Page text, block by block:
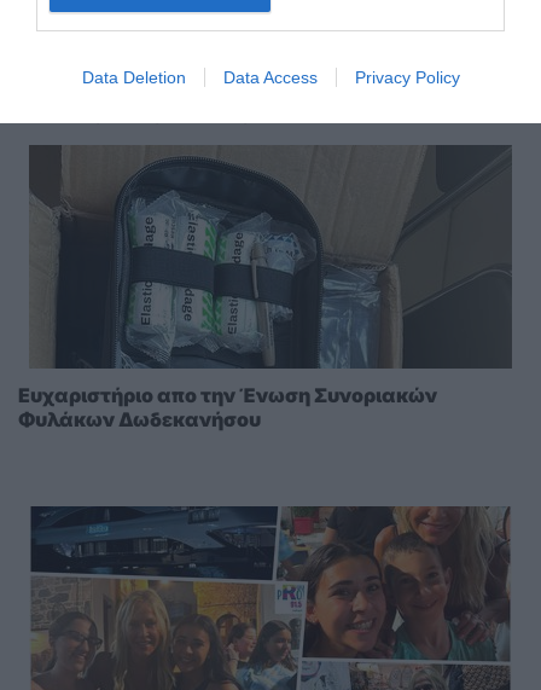
Data Deletion Data Access Privacy Policy
Ευχαριστήριο απο την Ένωση Συνοριακών
Φυλάκων Δωδεκανήσου